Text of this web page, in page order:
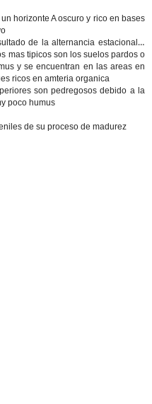
horizonte A oscuro y rico en bases
de la alternancia estacional y
mas tipicos son los suelos pardos o
y se encuentran en las areas en
ricos en amteria organica
son pedregosos debido a la
poco humus
de su proceso de madurez